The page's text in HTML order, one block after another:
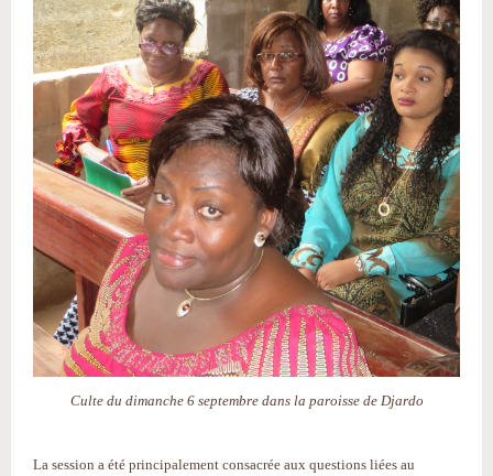
Culte du dimanche 6 septembre dans la paroisse de Djardo
La session a été principalement consacrée aux questions liées au